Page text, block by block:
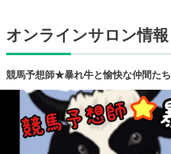
オンラインサロン情報
競馬予想師★暴れ牛と愉快な仲間たち